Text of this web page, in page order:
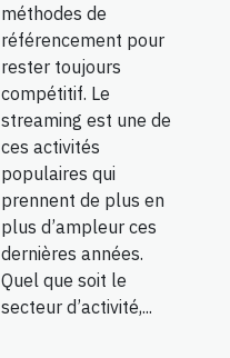
méthodes de
référencement pour
rester toujours
compétitif. Le
streaming est une de
ces activités
populaires qui
prennent de plus en
plus d’ampleur ces
dernières années.
Quel que soit le
secteur d’activité,...